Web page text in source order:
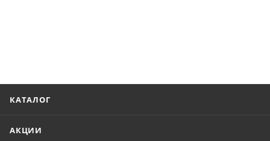
КАТАЛОГ
АКЦИИ